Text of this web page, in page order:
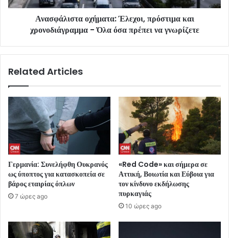
Ανασφάλιστα οχήματα: Έλεχοι, πρόστιμα και
χρονοδιάγραμμα - Όλα όσα πρέπει να γνωρίζετε
Related Articles
Γερμανία: Συνελήφθη Ουκρανός
ως ύποπτος για κατασκοπεία σε
βάρος εταιρίας όπλων
7 ώρες ago
«Red Code» και σήμερα σε
Αττική, Βοιωτία και Εύβοια για
τον κίνδυνο εκδήλωσης
πυρκαγιάς
10 ώρες ago